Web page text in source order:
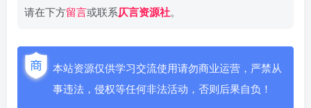
请在下方留言或联系仄言资源社。
本站资源仅供学习交流使用请勿商业运营，严禁从
事违法，侵权等任何非法活动，否则后果自负！